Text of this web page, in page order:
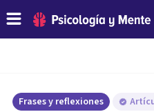
Frases y reflexiones